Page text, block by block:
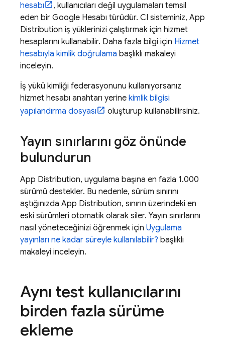
hesabı
, kullanıcıları değil uygulamaları temsil
eden bir Google Hesabı türüdür. CI sisteminiz, App
Distribution iş yüklerinizi çalıştırmak için hizmet
hesaplarını kullanabilir. Daha fazla bilgi için Hizmet
hesabıyla kimlik doğrulama başlıklı makaleyi
inceleyin.
İş yükü kimliği federasyonunu kullanıyorsanız
hizmet hesabı anahtarı yerine kimlik bilgisi
yapılandırma dosyası
oluşturup kullanabilirsiniz.
Yayın sınırlarını göz önünde
bulundurun
App Distribution, uygulama başına en fazla 1.000
sürümü destekler. Bu nedenle, sürüm sınırını
aştığınızda App Distribution, sınırın üzerindeki en
eski sürümleri otomatik olarak siler. Yayın sınırlarını
nasıl yöneteceğinizi öğrenmek için Uygulama
yayınları ne kadar süreyle kullanılabilir? başlıklı
makaleyi inceleyin.
Aynı test kullanıcılarını
birden fazla sürüme
ekleme